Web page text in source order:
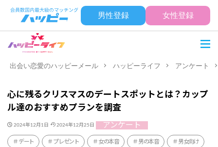
男性登録 女性登録
出会い恋愛のハッピーメール ハッピーライフ アンケート
心に残るクリスマスのデートスポットとは？カップ
ル達のおすすめプランを調査
2024年12月1日 2024年12月25日 アンケート
デート プレゼント 女の本音 男の本音 男女向け